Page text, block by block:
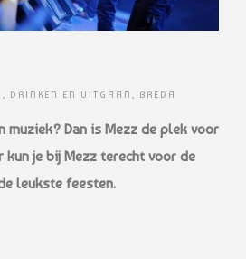
DRINKEN EN UITGAAN , BREDA
muziek? Dan is Mezz de plek voor
kun je bij Mezz terecht voor de
leukste feesten.